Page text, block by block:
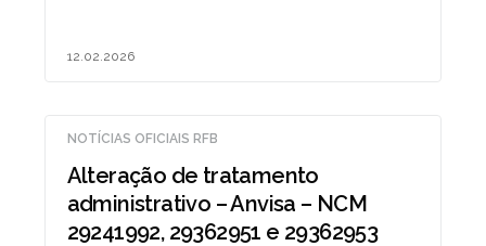
12.02.2026
NOTÍCIAS OFICIAIS RFB
Alteração de tratamento
administrativo – Anvisa – NCM
29241992, 29362951 e 29362953